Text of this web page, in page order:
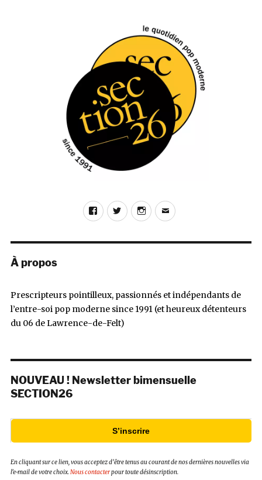
FacebookTwitterInstagram
E-
À propos
Prescripteurs pointilleux, passionnés et indépendants de
l’entre-soi pop moderne since 1991 (et heureux détenteurs
du 06 de Lawrence-de-Felt)
NOUVEAU ! Newsletter bimensuelle
SECTION26
S’inscrire
En cliquant sur ce lien, vous acceptez d’être tenus au courant de nos dernières nouvelles via
l’e-mail de votre choix.Nous contacterpour toute désinscription.